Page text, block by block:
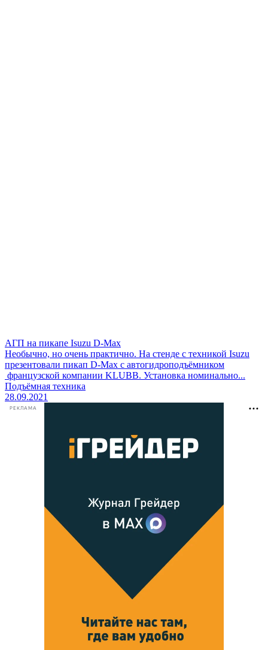
АГП на пикапе Isuzu D-Max
Необычно, но очень практично. На стенде с техникой Isuzu
презентовали пикап D-Max с автогидроподъёмником
французской компании KLUBB. Установка номинально...
Подъёмная техника
28.09.2021
РЕКЛАМА